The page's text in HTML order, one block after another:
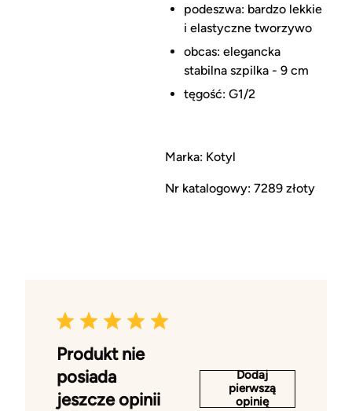
podeszwa: bardzo lekkie
i elastyczne tworzywo
obcas: elegancka
stabilna szpilka - 9 cm
tęgość: G1/2
Marka: Kotyl
Nr katalogowy: 7289 złoty
Produkt nie
posiada
jeszcze opinii
Dodaj
pierwszą
opinię